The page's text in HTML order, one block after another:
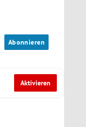
Abonnieren
Aktivieren